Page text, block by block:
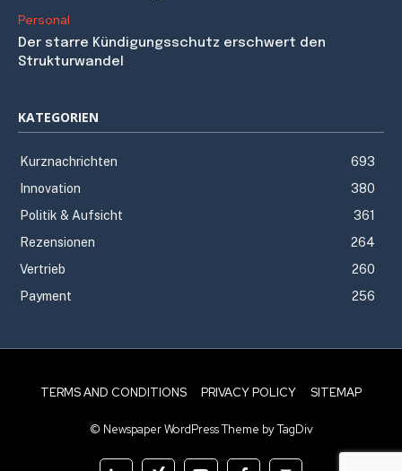
Personal
Der starre Kündigungsschutz erschwert den
Strukturwandel
KATEGORIEN
Kurznachrichten
693
Innovation
380
Politik & Aufsicht
361
Rezensionen
264
Vertrieb
260
Payment
256
TERMS AND CONDITIONS PRIVACY POLICY SITEMAP
© Newspaper WordPress Theme by TagDiv